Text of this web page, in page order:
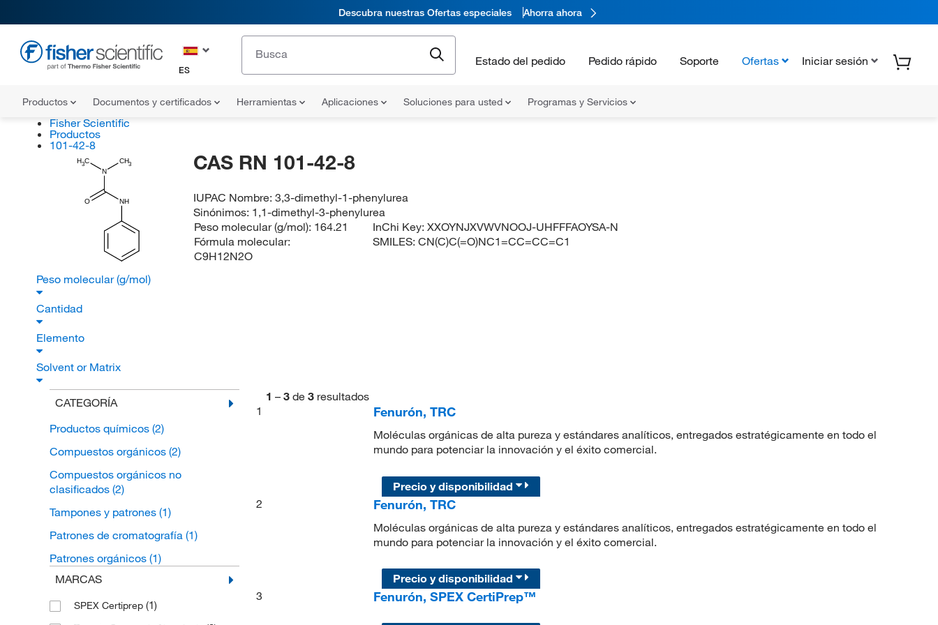
Descubra nuestras Ofertas especiales Ahorra ahora
ES
Estado del pedido Pedido rápido Soporte Ofertas Iniciar sesión
Productos Documentos y certificados Herramientas Aplicaciones Soluciones para usted Programas y Servicios
Fisher Scientific
Productos
101-42-8
H3C
N
CH3
O NH
CAS RN 101-42-8
IUPAC Nombre:3,3-dimethyl-1-phenylurea
Sinónimos: 1,1-dimethyl-3-phenylurea
Peso molecular (g/mol): 164.21
Fórmula molecular:
C9H12N2O
InChi Key:XXOYNJXVWVNOOJ-UHFFFAOYSA-N
SMILES:CN(C)C(=O)NC1=CC=CC=C1
Peso molecular (g/mol)
Cantidad
Elemento
Solvent or Matrix
CATEGORÍA
Productos químicos (2)
Compuestos orgánicos (2)
Compuestos orgánicos no
clasificados (2)
Tampones y patrones (1)
Patrones de cromatografía (1)
Patrones orgánicos (1)
MARCAS
SPEX Certiprep (1)
1 – 3 de 3 resultados
1
Fenurón, TRC
Moléculas orgánicas de alta pureza y estándares analíticos, entregados estratégicamente en todo el
mundo para potenciar la innovación y el éxito comercial.
Precio y disponibilidad
2
Fenurón, TRC
Moléculas orgánicas de alta pureza y estándares analíticos, entregados estratégicamente en todo el
mundo para potenciar la innovación y el éxito comercial.
Precio y disponibilidad
3
Fenurón, SPEX CertiPrep™